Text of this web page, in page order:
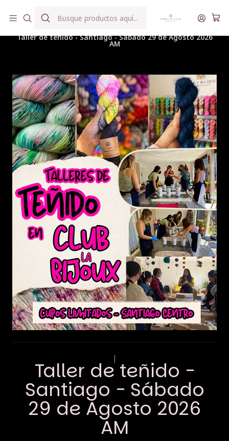
Taller de teñido - Santiago - Sábado 29 de Agosto 2026
AM
|
Taller de teñido -
Santiago - Sábado
29 de Agosto 2026
AM